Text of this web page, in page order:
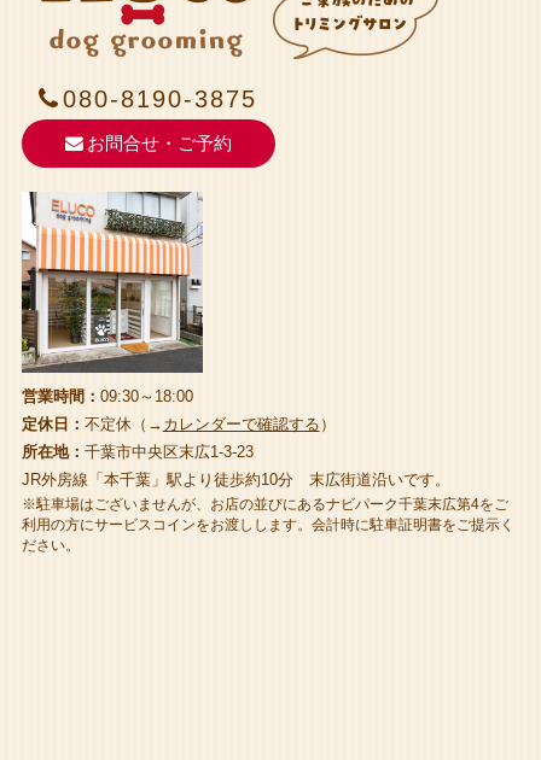
080-8190-3875
お問合せ・ご予約
営業時間： 09:30～18:00
定休日： 不定休（→ カレンダーで確認する ）
所在地： 千葉市中央区末広1-3-23
JR外房線「本千葉」駅より徒歩約10分 末広街道沿いです。
※駐車場はございませんが、お店の並びにあるナビパーク千葉末広第4をご
利用の方にサービスコインをお渡しします。会計時に駐車証明書をご提示く
ださい。